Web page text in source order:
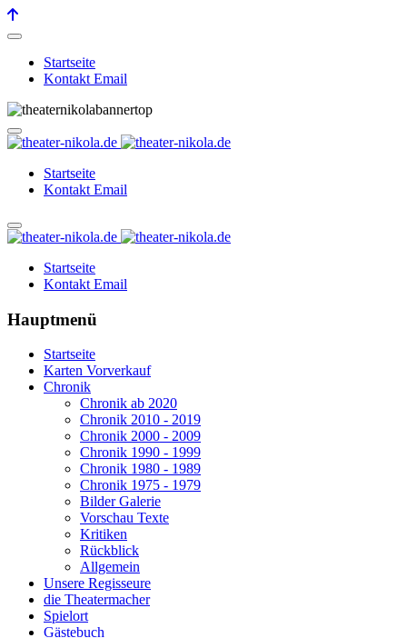
Startseite
Kontakt Email
Startseite
Kontakt Email
Startseite
Kontakt Email
Hauptmenü
Startseite
Karten Vorverkauf
Chronik
Chronik ab 2020
Chronik 2010 - 2019
Chronik 2000 - 2009
Chronik 1990 - 1999
Chronik 1980 - 1989
Chronik 1975 - 1979
Bilder Galerie
Vorschau Texte
Kritiken
Rückblick
Allgemein
Unsere Regisseure
die Theatermacher
Spielort
Gästebuch